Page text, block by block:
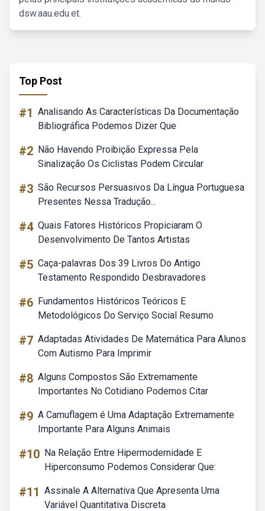
dsw.aau.edu.et.
Top Post
#1 Analisando As Características Da Documentação
Bibliográfica Podemos Dizer Que
#2 Não Havendo Proibição Expressa Pela
Sinalização Os Ciclistas Podem Circular
#3 São Recursos Persuasivos Da Língua Portuguesa
Presentes Nessa Tradução...
#4 Quais Fatores Históricos Propiciaram O
Desenvolvimento De Tantos Artistas
#5 Caça-palavras Dos 39 Livros Do Antigo
Testamento Respondido Desbravadores
#6 Fundamentos Históricos Teóricos E
Metodológicos Do Serviço Social Resumo
#7 Adaptadas Atividades De Matemática Para Alunos
Com Autismo Para Imprimir
#8 Alguns Compostos São Extremamente
Importantes No Cotidiano Podemos Citar
#9 A Camuflagem é Uma Adaptação Extremamente
Importante Para Alguns Animais
#10 Na Relação Entre Hipermodernidade E
Hiperconsumo Podemos Considerar Que:
#11 Assinale A Alternativa Que Apresenta Uma
Variável Quantitativa Discreta